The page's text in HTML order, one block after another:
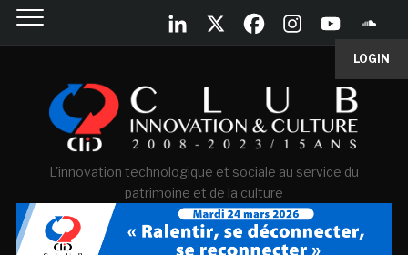
LOGIN
L'innovation technologique et sociale au service du
patrimoine et de la culture